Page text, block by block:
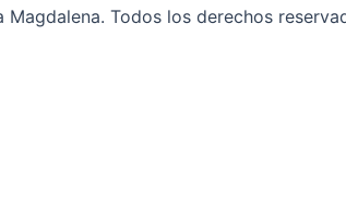
Todos los derechos